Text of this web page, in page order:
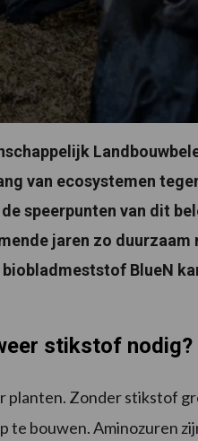
van ecosystemen
speerpunten van dit
jaren zo
BlueN
stikstof nodig?
Zonder stikstof
te bouwen. Aminozuren